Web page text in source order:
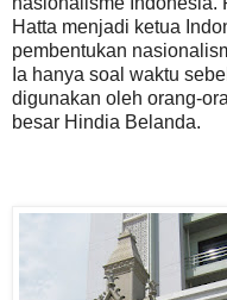
Hatta menjadi ketua
pembentukan
Ia hanya soal waktu
digunakan oleh orang-
besar Hindia Belanda.